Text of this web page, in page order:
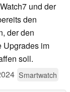
und der
den
der den
Upgrades im
soll.
Smartwatch